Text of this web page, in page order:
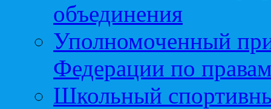
объединения
Уполномоченный
Федерации по
Школьный